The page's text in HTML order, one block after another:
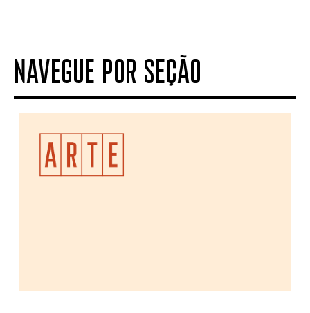
NAVEGUE POR SEÇÃO